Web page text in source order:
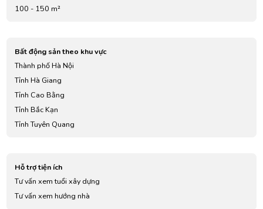
100 - 150 m²
Bất động sản theo khu vực
Thành phố Hà Nội
Tỉnh Hà Giang
Tỉnh Cao Bằng
Tỉnh Bắc Kạn
Tỉnh Tuyên Quang
Tỉnh Lai Châu
Tỉnh Sơn La
Tỉnh Yên Bái
Hỗ trợ tiện ích
Tư vấn xem tuổi xây dựng
Tư vấn xem hướng nhà